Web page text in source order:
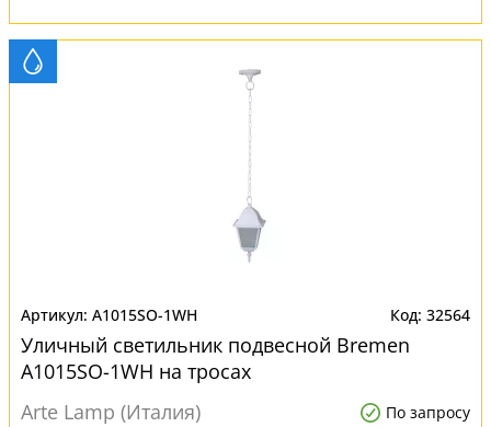
A1015SO-1WH 32564
Уличный светильник подвесной Bremen
A1015SO-1WH на тросах
Arte Lamp (Италия)
По запросу